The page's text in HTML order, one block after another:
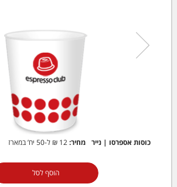
כוסות אספרסו | נייר מחיר:12 ₪ ל-50 יח’ במארז
הוסף לסל